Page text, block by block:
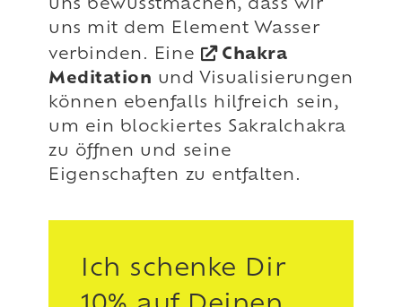
uns bewusstmachen, dass wir
uns mit dem Element Wasser
verbinden. Eine
Chakra
Meditation und Visualisierungen
können ebenfalls hilfreich sein,
um ein blockiertes Sakralchakra
zu öffnen und seine
Eigenschaften zu entfalten.
Ich schenke Dir